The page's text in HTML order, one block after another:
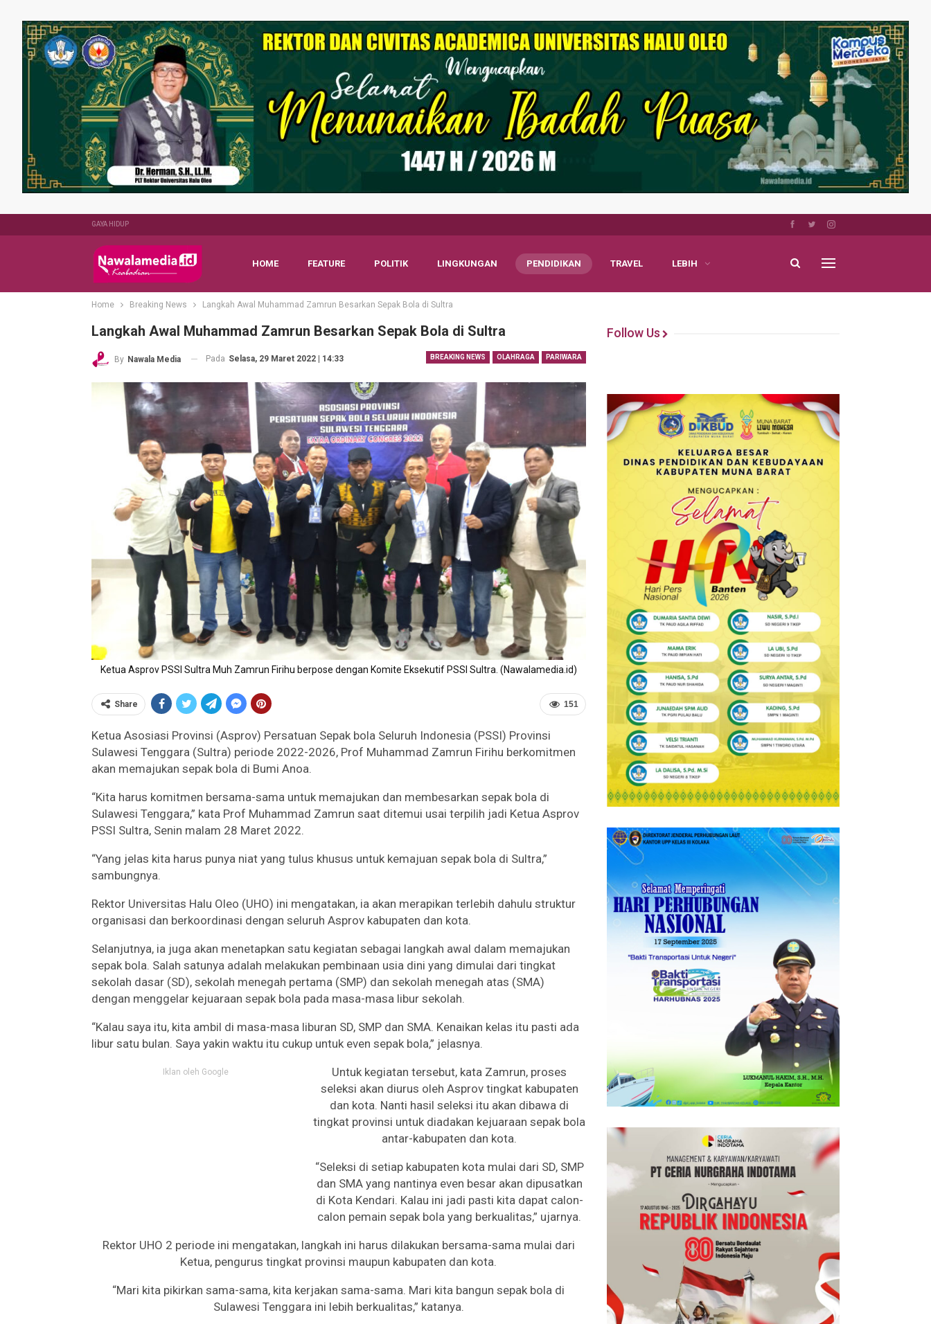
GAYA HIDUP
HOME FEATURE POLITIK LINGKUNGAN PENDIDIKAN TRAVEL LEBIH
Home Breaking News Langkah Awal Muhammad Zamrun Besarkan Sepak Bola di Sultra
Langkah Awal Muhammad Zamrun Besarkan Sepak Bola di Sultra
BREAKING NEWS OLAHRAGA PARIWARA
By Nawala Media Pada Selasa, 29 Maret 2022 | 14:33
Ketua Asprov PSSI Sultra Muh Zamrun Firihu berpose dengan Komite Eksekutif PSSI Sultra. (Nawalamedia.id)
151
Share
Ketua Asosiasi Provinsi (Asprov) Persatuan Sepak bola Seluruh Indonesia (PSSI) Provinsi
Sulawesi Tenggara (Sultra) periode 2022-2026, Prof Muhammad Zamrun Firihu berkomitmen
akan memajukan sepak bola di Bumi Anoa.
“Kita harus komitmen bersama-sama untuk memajukan dan membesarkan sepak bola di
Sulawesi Tenggara,” kata Prof Muhammad Zamrun saat ditemui usai terpilih jadi Ketua Asprov
PSSI Sultra, Senin malam 28 Maret 2022.
“Yang jelas kita harus punya niat yang tulus khusus untuk kemajuan sepak bola di Sultra,”
sambungnya.
Rektor Universitas Halu Oleo (UHO) ini mengatakan, ia akan merapikan terlebih dahulu struktur
organisasi dan berkoordinasi dengan seluruh Asprov kabupaten dan kota.
Selanjutnya, ia juga akan menetapkan satu kegiatan sebagai langkah awal dalam memajukan
sepak bola. Salah satunya adalah melakukan pembinaan usia dini yang dimulai dari tingkat
sekolah dasar (SD), sekolah menegah pertama (SMP) dan sekolah menegah atas (SMA)
dengan menggelar kejuaraan sepak bola pada masa-masa libur sekolah.
“Kalau saya itu, kita ambil di masa-masa liburan SD, SMP dan SMA. Kenaikan kelas itu pasti ada
libur satu bulan. Saya yakin waktu itu cukup untuk even sepak bola,” jelasnya.
Iklan oleh Google
Untuk kegiatan tersebut, kata Zamrun, proses
seleksi akan diurus oleh Asprov tingkat kabupaten
dan kota. Nanti hasil seleksi itu akan dibawa di
tingkat provinsi untuk diadakan kejuaraan sepak bola
antar-kabupaten dan kota.
“Seleksi di setiap kabupaten kota mulai dari SD, SMP
dan SMA yang nantinya even besar akan dipusatkan
di Kota Kendari. Kalau ini jadi pasti kita dapat calon-
calon pemain sepak bola yang berkualitas,” ujarnya.
Rektor UHO 2 periode ini mengatakan, langkah ini harus dilakukan bersama-sama mulai dari
Ketua, pengurus tingkat provinsi maupun kabupaten dan kota.
“Mari kita pikirkan sama-sama, kita kerjakan sama-sama. Mari kita bangun sepak bola di
Sulawesi Tenggara ini lebih berkualitas,” katanya.
Follow Us